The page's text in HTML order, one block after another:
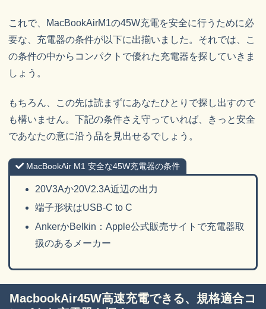
これで、MacBookAirM1の45W充電を安全に行うために必
要な、充電器の条件が以下に出揃いました。それでは、こ
の条件の中からコンパクトで優れた充電器を探していきま
しょう。
もちろん、この先は読まずにあなたひとりで探し出すので
も構いません。下記の条件さえ守っていれば、きっと安全
であなたの意に沿う品を見出せるでしょう。
MacBookAir M1 安全な45W充電器の条件
20V3Aか20V2.3A近辺の出力
端子形状はUSB-C to C
AnkerかBelkin：Apple公式販売サイトで充電器取
扱のあるメーカー
MacbookAir45W高速充電できる、規格適合コ